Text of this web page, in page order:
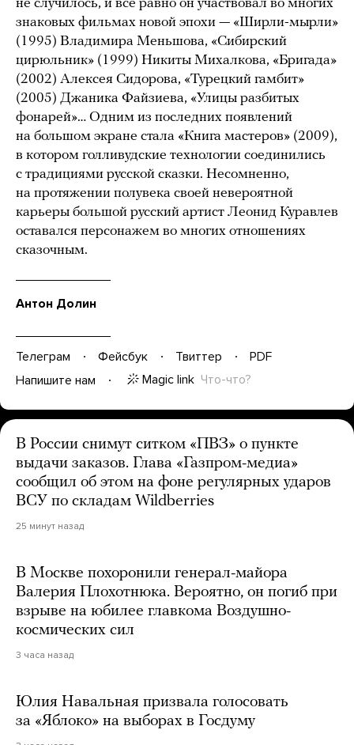
не случилось, и все равно он участвовал во многих
знаковых фильмах новой эпохи — «Ширли-мырли»
(1995) Владимира Меньшова, «Сибирский
цирюльник» (1999) Никиты Михалкова, «Бригада»
(2002) Алексея Сидорова, «Турецкий гамбит»
(2005) Джаника Файзиева, «Улицы разбитых
фонарей»… Одним из последних появлений
на большом экране стала «Книга мастеров» (2009),
в котором голливудские технологии соединились
с традициями русской сказки. Несомненно,
на протяжении полувека своей невероятной
карьеры большой русский артист Леонид Куравлев
оставался персонажем во многих отношениях
сказочным.
Антон Долин
Телеграм Фейсбук Твиттер
PDF
Напишите нам
Magic link Что-что?
В России снимут ситком «ПВЗ» о пункте
выдачи заказов. Глава «Газпром-медиа»
сообщил об этом на фоне регулярных ударов
ВСУ по складам Wildberries
25 минут назад
В Москве похоронили генерал-майора
Валерия Плохотнюка. Вероятно, он погиб при
взрыве на юбилее главкома Воздушно-
космических сил
3 часа назад
Юлия Навальная призвала голосовать
за «Яблоко» на выборах в Госдуму